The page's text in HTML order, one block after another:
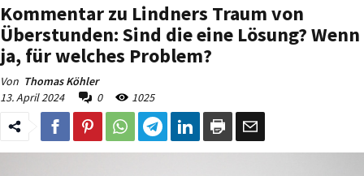
Kommentar zu Lindners Traum von
Überstunden: Sind die eine Lösung? Wenn
ja, für welches Problem?
Von Thomas Köhler
13. April 2024
0 1025